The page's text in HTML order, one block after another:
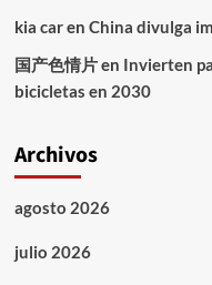
kia caren China divulga
国产色情片en Invierten
bicicletas en 2030
Archivos
agosto 2026
julio 2026